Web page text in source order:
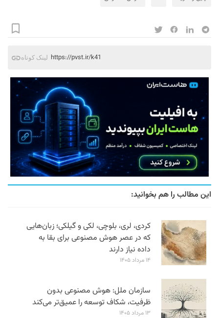
لینک کوتاه https://pvst.ir/k41
این مطالب را هم بخوانید:
کردی، لری، بلوچی، لکی و گیلکی؛ زبان‌هایی
که در عصر هوش مصنوعی برای بقا به
داده نیاز دارند
۱۴ مرداد ۱۴۰۵
سازمان ملل: هوش مصنوعی بدون
ظرفیت، شکاف توسعه را عمیق‌تر می‌کند
۱۳ مرداد ۱۴۰۵